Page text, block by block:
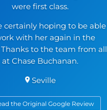
were first class.
certainly hoping to be able
with her again in the
to the team from all
at Chase Buchanan.
Seville
the Original Google Review